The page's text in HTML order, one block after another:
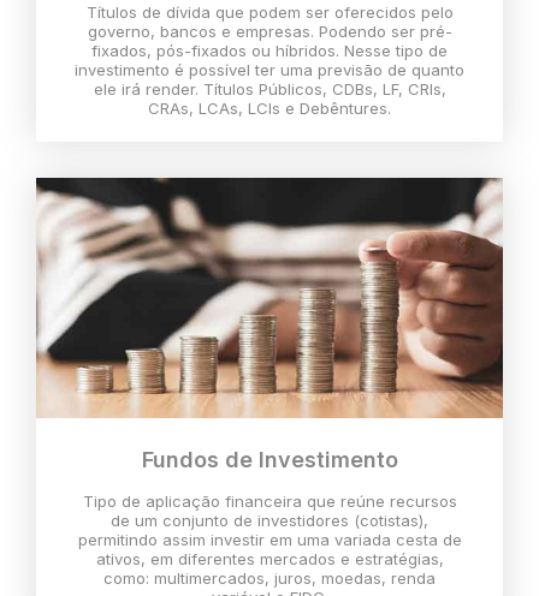
Títulos de dívida que podem ser oferecidos pelo
governo, bancos e empresas. Podendo ser pré-
fixados, pós-fixados ou híbridos. Nesse tipo de
investimento é possível ter uma previsão de quanto
ele irá render. Títulos Públicos, CDBs, LF, CRIs,
CRAs, LCAs, LCIs e Debêntures.
Fundos de Investimento
Tipo de aplicação financeira que reúne recursos
de um conjunto de investidores (cotistas),
permitindo assim investir em uma variada cesta de
ativos, em diferentes mercados e estratégias,
como: multimercados, juros, moedas, renda